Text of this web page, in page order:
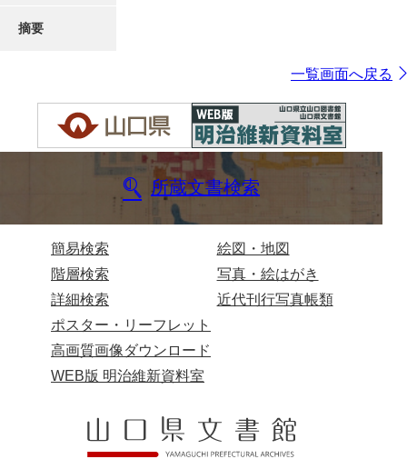
摘要
一覧画面へ戻る
所蔵文書検索
簡易検索
階層検索
詳細検索
絵図・地図
写真・絵はがき
近代刊行写真帳類
ポスター・リーフレット
高画質画像ダウンロード
WEB版 明治維新資料室